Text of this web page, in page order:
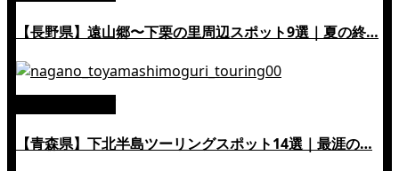
【長野県】遠山郷〜下栗の里周辺スポット9選｜夏の終…
【青森県】下北半島ツーリングスポット14選｜最涯の…